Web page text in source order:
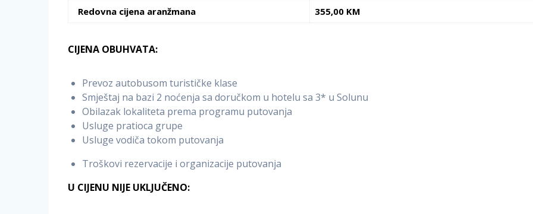
Redovna cijena aranžmana
355,00 KM
CIJENA OBUHVATA:
Prevoz autobusom turističke klase
Smještaj na bazi 2 noćenja sa doručkom u hotelu sa 3* u Solunu
Obilazak lokaliteta prema programu putovanja
Usluge pratioca grupe
Usluge vodiča tokom putovanja
Troškovi rezervacije i organizacije putovanja
U CIJENU NIJE UKLJUČENO: